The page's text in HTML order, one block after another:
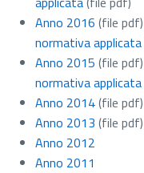
Anno 2016 (file pdf)
normativa applicata
Anno 2015 (file pdf)
normativa applicata
Anno 2014(file pdf)
Anno 2013 (file pdf)
Anno 2012
Anno 2011